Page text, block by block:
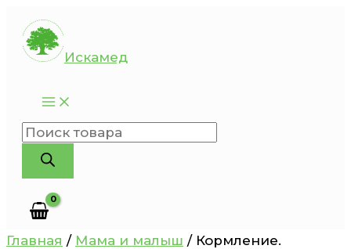
Перейти
содержимому
Искамед
Поиск
товаров
Главная / Мама и малыш / Кормление.